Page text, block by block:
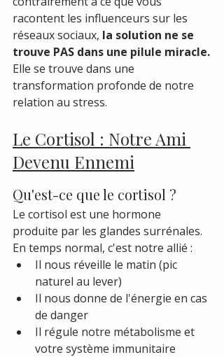
racontent les influenceurs sur les
réseaux sociaux, la solution ne se
trouve PAS dans une pilule miracle.
Elle se trouve dans une
transformation profonde de notre
relation au stress.
Le Cortisol : Notre Ami
Devenu Ennemi
Qu'est-ce que le cortisol ?
Le cortisol est une hormone
produite par les glandes surrénales.
En temps normal, c'est notre allié :
Il nous réveille le matin (pic
naturel au lever)
Il nous donne de l'énergie en cas
de danger
Il régule notre métabolisme et
votre système immunitaire